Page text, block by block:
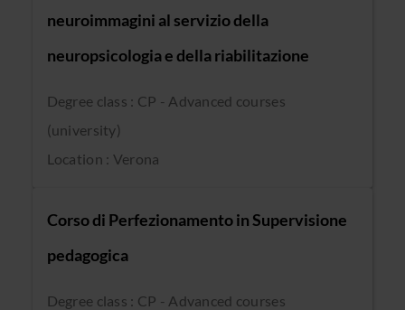
neuroimmagini al servizio della
neuropsicologia e della riabilitazione
Degree class : CP - Advanced courses
(university)
Location : Verona
Corso di Perfezionamento in Supervisione
pedagogica
Degree class : CP - Advanced courses